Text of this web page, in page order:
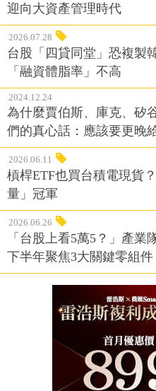
迎向大資產管理時代
2026.07.28
台股「四貸同堂」恐複製
「融資體脂率」不高
2024.12.24
為什麼賈伯斯、庫克、矽
們的真心話：應該要更晚
2026.06.11
槓桿ETF也買台積電現貨
量」冠軍
2026.06.26
「台股上看5萬5？」產業
下半年聚焦3大關鍵零組件